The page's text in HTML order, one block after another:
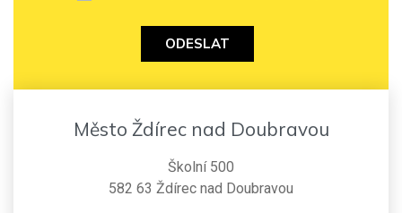
ODESLAT
Město Ždírec nad Doubravou
Školní 500
582 63 Ždírec nad Doubravou